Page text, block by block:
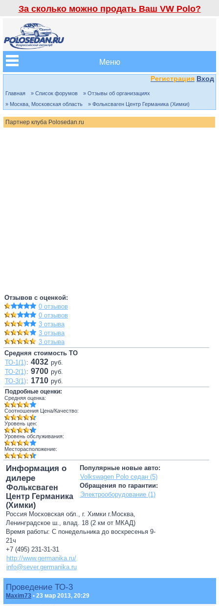
За сколько можно продать Ваш VW Polo?
Меню
Регистрация Вход
Главная » Список форумов
» Отзывы об организациях
» Москва, Московская область
» Фольксваген Центр Германика (Химки)
Партнер клуба Polosedan.ru
Отзывов с оценкой:
0 отзывов
0 отзывов
3 отзыва
3 отзыва
3 отзыва
Средняя стоимость ТО
ТО-1(1): 4032 руб.
ТО-2(1): 9700 руб.
ТО-3(1): 1710 руб.
Подробные оценки:
Средняя оценка:
Соотношения Цена/Качество:
Уровень цен:
Уровень обслуживания:
Месторасположение:
Популярные новые авто:
Volkswagen Polo седан (5)
Обращения по гарантии:
Электрооборудование (1)
Информация о
дилере
Фольксваген
Центр Германика
(Химки)
Россия Московская обл., г. Химки г.Москва,
Ленинградское ш., влад. 18 (2 км от МКАД)
Время работы: С понедельника до воскресенья 9-
21ч
+7 (495) 231-31-31
http://www.germanika.ru/
info@sever.germanika.ru
Проведение ТО-3
Maxim73 • 23 мар 2013, 20:29